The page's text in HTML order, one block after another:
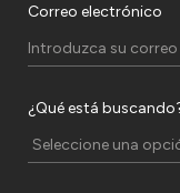
Correo electrónico
¿Qué está